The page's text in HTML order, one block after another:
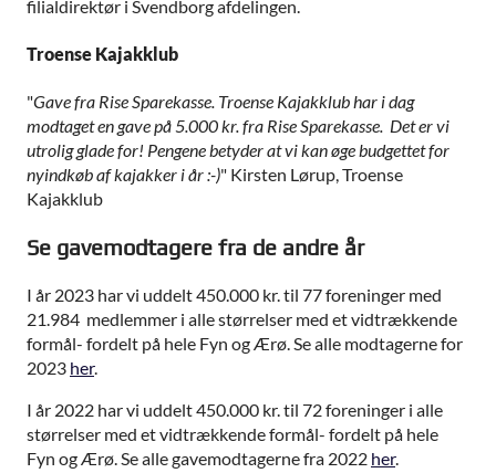
filialdirektør i Svendborg afdelingen.
Troense Kajakklub
"Gave fra Rise Sparekasse. Troense Kajakklub har i dag
modtaget en gave på 5.000 kr. fra Rise Sparekasse. Det er vi
utrolig glade for! Pengene betyder at vi kan øge budgettet for
nyindkøb af kajakker i år :-)" Kirsten Lørup, Troense
Kajakklub
Se gavemodtagere fra de andre år
I år 2023 har vi uddelt 450.000 kr. til 77 foreninger med
21.984 medlemmer i alle størrelser med et vidtrækkende
formål- fordelt på hele Fyn og Ærø. Se alle modtagerne for
2023 her.
I år 2022 har vi uddelt 450.000 kr. til 72 foreninger i alle
størrelser med et vidtrækkende formål- fordelt på hele
Fyn og Ærø. Se alle gavemodtagerne fra 2022 her.